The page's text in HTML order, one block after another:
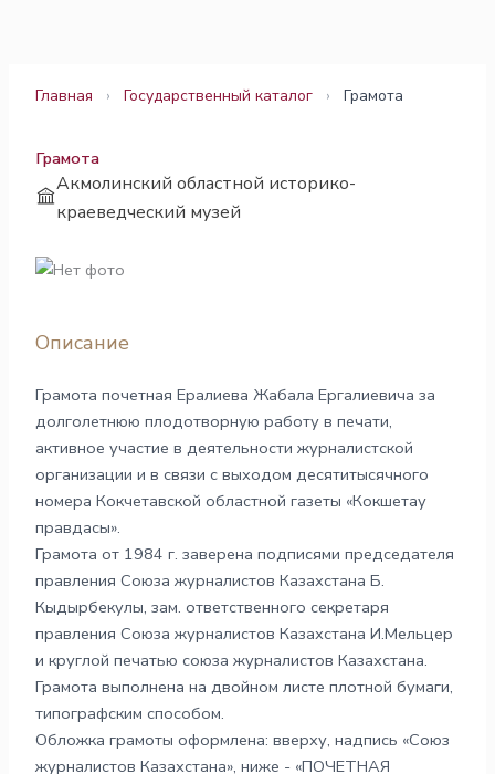
Главная › Государственный каталог › Грамота
Грамота
Акмолинский областной историко-
краеведческий музей
Описание
Грамота почетная Ералиева Жабала Ергалиевича за
долголетнюю плодотворную работу в печати,
активное участие в деятельности журналистской
организации и в связи с выходом десятитысячного
номера Кокчетавской областной газеты «Кокшетау
правдасы».
Грамота от 1984 г. заверена подписями председателя
правления Союза журналистов Казахстана Б.
Кыдырбекулы, зам. ответственного секретаря
правления Союза журналистов Казахстана И.Мельцер
и круглой печатью союза журналистов Казахстана.
Грамота выполнена на двойном листе плотной бумаги,
типографским способом.
Обложка грамоты оформлена: вверху, надпись «Союз
журналистов Казахстана», ниже - «ПОЧЕТНАЯ